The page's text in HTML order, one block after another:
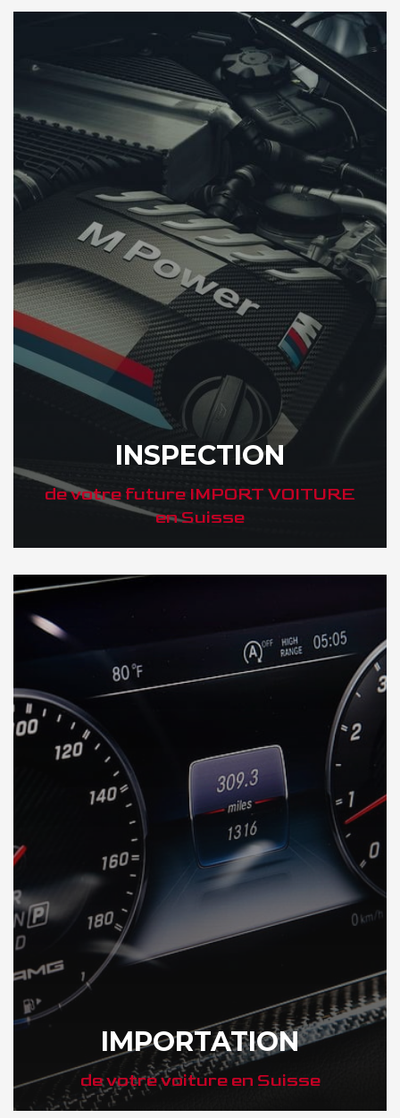
INSPECTION
de votre future IMPORT VOITURE
en Suisse
DÉCOUVREZ VOTRE INSPECTION AUTO en Suisse
IMPORTATION
de votre voiture en Suisse